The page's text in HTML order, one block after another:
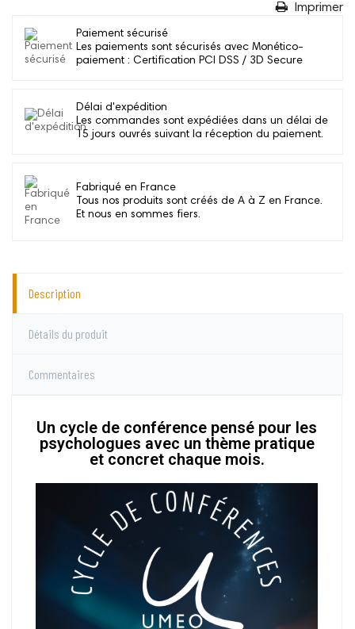
Imprimer
Paiement sécurisé
Les paiements sont sécurisés avec Monético-
paiement : Certification PCI DSS / 3D Secure
Délai d'expédition
Les commandes sont expédiées dans un délai de
15 jours ouvrés suivant la réception du paiement.
Fabriqué en France
Tous nos produits sont créés de A à Z en France.
Et nous en sommes fiers.
Description
Détails du produit
Commentaires
Un cycle de conférence pensé pour les
psychologues avec un thème pratique
et concret chaque mois.